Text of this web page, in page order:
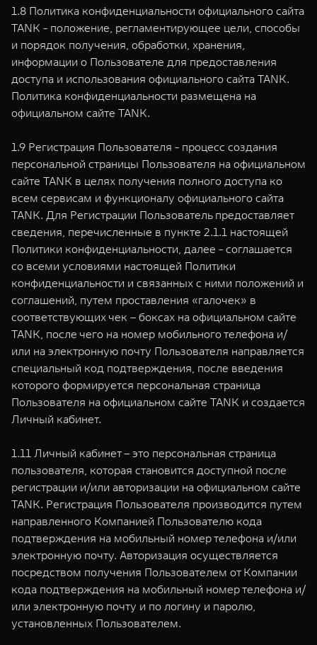
1.8 Политика конфиденциальности официального сайта
TANK - положение, регламентирующее цели, способы
и порядок получения, обработки, хранения,
информации о Пользователе для предоставления
доступа и использования официального сайта TANK.
Политика конфиденциальности размещена на
официальном сайте TANK.
1.9 Регистрация Пользователя - процесс создания
персональной страницы Пользователя на официальном
сайте TANK в целях получения полного доступа ко
всем сервисам и функционалу официального сайта
TANK. Для Регистрации Пользователь предоставляет
сведения, перечисленные в пункте 2.1.1 настоящей
Политики конфиденциальности, далее - соглашается
со всеми условиями настоящей Политики
конфиденциальности и связанных с ними положений и
соглашений, путем проставления «галочек» в
соответствующих чек – боксах на официальном сайте
TANK, после чего на номер мобильного телефона и/
или на электронную почту Пользователя направляется
специальный код подтверждения, после введения
которого формируется персональная страница
Пользователя на официальном сайте TANK и создается
Личный кабинет.
1.11 Личный кабинет – это персональная страница
пользователя, которая становится доступной после
регистрации и/или авторизации на официальном сайте
TANK. Регистрация Пользователя производится путем
направленного Компанией Пользователю кода
подтверждения на мобильный номер телефона и/или
электронную почту. Авторизация осуществляется
посредством получения Пользователем от Компании
кода подтверждения на мобильный номер телефона и/
или электронную почту и по логину и паролю,
установленных Пользователем.